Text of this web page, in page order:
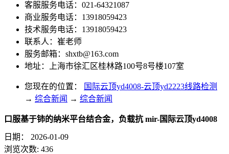
客服服务电话：021-64321087
商业服务电话：13918059423
技术服务电话：13918059423
联系人：崔老师
服务邮箱： shxtb@163.com
地址：上海市徐汇区桂林路100号8号楼107室
您现在的位置：
国际云顶yd4008-云顶yd2223线路检测
→ 综合新闻 → 综合新闻
口服基于铈的纳米平台结合金，负载抗 mir-国际云顶yd4008
日期：
2026-01-09
浏览次数: 436